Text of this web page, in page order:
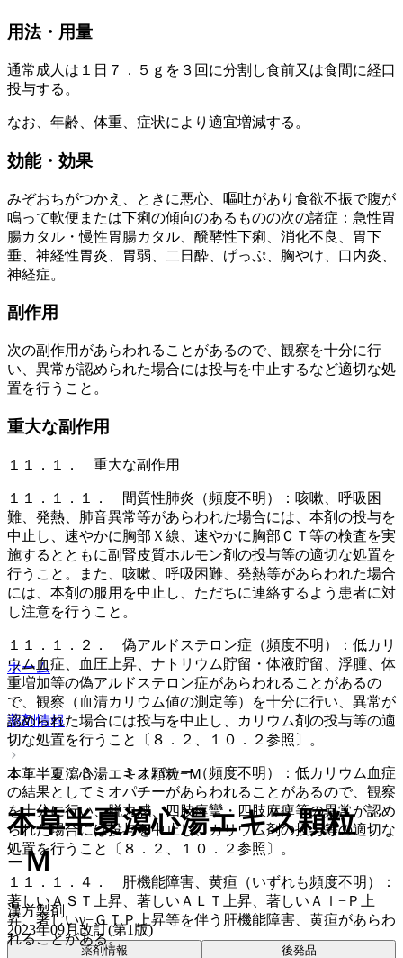
用法・用量
通常成人は１日７．５ｇを３回に分割し食前又は食間に経口
投与する。
なお、年齢、体重、症状により適宜増減する。
効能・効果
みぞおちがつかえ、ときに悪心、嘔吐があり食欲不振で腹が
鳴って軟便または下痢の傾向のあるものの次の諸症：急性胃
腸カタル・慢性胃腸カタル、醗酵性下痢、消化不良、胃下
垂、神経性胃炎、胃弱、二日酔、げっぷ、胸やけ、口内炎、
神経症。
副作用
次の副作用があらわれることがあるので、観察を十分に行
い、異常が認められた場合には投与を中止するなど適切な処
置を行うこと。
重大な副作用
１１．１． 重大な副作用
１１．１．１． 間質性肺炎（頻度不明）：咳嗽、呼吸困
難、発熱、肺音異常等があらわれた場合には、本剤の投与を
中止し、速やかに胸部Ｘ線、速やかに胸部ＣＴ等の検査を実
施するとともに副腎皮質ホルモン剤の投与等の適切な処置を
行うこと。また、咳嗽、呼吸困難、発熱等があらわれた場合
には、本剤の服用を中止し、ただちに連絡するよう患者に対
し注意を行うこと。
１１．１．２． 偽アルドステロン症（頻度不明）：低カリ
ウム血症、血圧上昇、ナトリウム貯留・体液貯留、浮腫、体
重増加等の偽アルドステロン症があらわれることがあるの
で、観察（血清カリウム値の測定等）を十分に行い、異常が
認められた場合には投与を中止し、カリウム剤の投与等の適
切な処置を行うこと〔８．２、１０．２参照〕。
１１．１．３． ミオパチー（頻度不明）：低カリウム血症
の結果としてミオパチーがあらわれることがあるので、観察
を十分に行い、脱力感、四肢痙攣・四肢麻痺等の異常が認め
られた場合には投与を中止し、カリウム剤の投与等の適切な
処置を行うこと〔８．２、１０．２参照〕。
１１．１．４． 肝機能障害、黄疸（いずれも頻度不明）：
著しいＡＳＴ上昇、著しいＡＬＴ上昇、著しいＡｌ−Ｐ上
昇、著しいγ−ＧＴＰ上昇等を伴う肝機能障害、黄疸があらわ
れることがある。
ホーム
薬剤情報
本草半夏瀉心湯エキス顆粒−Ｍ
本草半夏瀉心湯エキス顆粒
−Ｍ
漢方製剤
2023年09月改訂(第1版)
薬剤情報 後発品